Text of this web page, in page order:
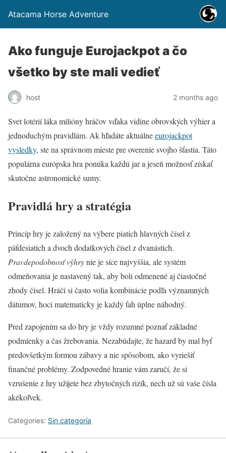
Atacama Horse Adventure
Ako funguje Eurojackpot a čo
všetko by ste mali vedieť
host 2 months ago
Svet lotérií láka milióny hráčov vďaka vidine obrovských výhier a
jednoduchým pravidlám. Ak hľadáte aktuálneeurojackpot
vysledky, ste na správnom mieste pre overenie svojho šťastia. Táto
populárna európska hra ponúka každú jar a jeseň možnosť získať
skutočne astronomické sumy.
Pravidlá hry a stratégia
Princíp hry je založený na výbere piatich hlavných čísel z
päťdesiatich a dvoch dodatkových čísel z dvanástich.
Pravdepodobnosť výhrynie je síce najvyššia, ale systém
odmeňovania je nastavený tak, aby boli odmenené aj čiastočné
zhody čísel. Hráči si často volia kombinácie podľa významných
dátumov, hoci matematicky je každý ťah úplne náhodný.
Pred zapojením sa do hry je vždy rozumné poznať základné
podmienky a čas žrebovania. Nezabúdajte, že hazard by mal byť
predovšetkým formou zábavy a nie spôsobom, ako vyriešiť
finančné problémy. Zodpovedné hranie vám zaručí, že si
vzrušenie z hry užijete bez zbytočných rizík, nech už sú vaše čísla
akékoľvek.
Categories: Sin categoría